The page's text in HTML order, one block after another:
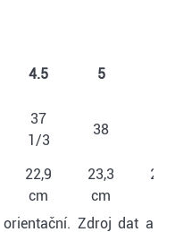
4.5 5
37
1/3
38
22,9
cm
23,3
cm
Zdroj dat a